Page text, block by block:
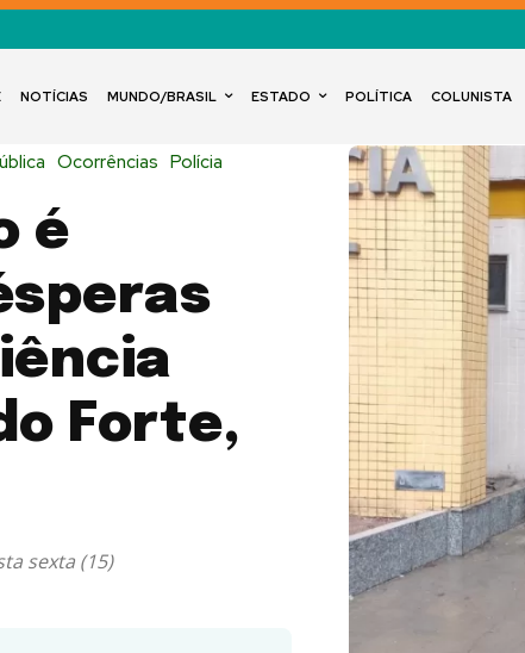
NOTÍCIAS MUNDO/BRASIL ESTADO POLÍTICA COLUNISTA
Ocorrências Polícia
é
Forte,
sexta (15)